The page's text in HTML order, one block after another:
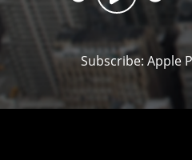
Player
Subscribe:Apple